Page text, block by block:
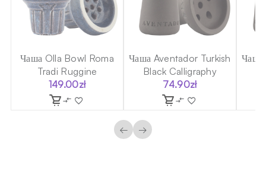
Чаша Olla Bowl Roma
Tradi Ruggine
149.00zł
Чаша Aventador Turkish
Black Calligraphy
74.90zł
Чаша
← →